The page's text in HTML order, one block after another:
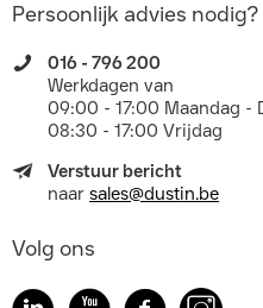
Persoonlijk advies nodig?
016 - 796 200
Werkdagen van
09:00 - 17:00 Maandag -
08:30 - 17:00 Vrijdag
Verstuur bericht
naar sales@dustin.be
Volg ons